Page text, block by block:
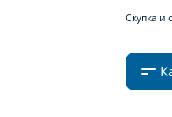
Скупка и